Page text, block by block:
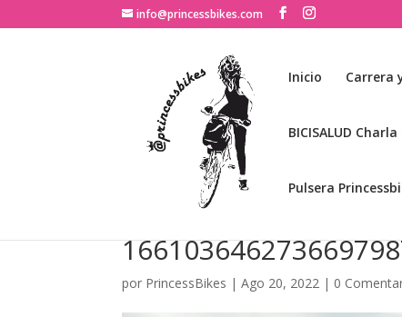
info@princessbikes.com
Inicio Carrera
BICISALUD
Pulsera
por PrincessBikes |Ago 20, 2022 | 0